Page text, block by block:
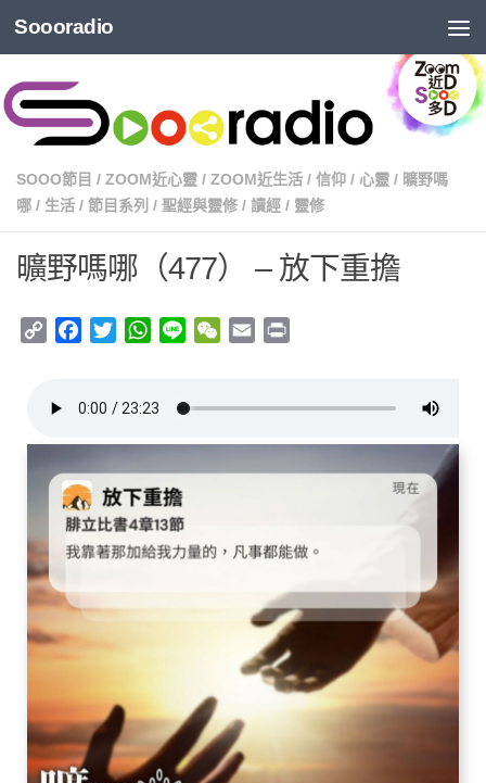
Soooradio
SOOO節目 / ZOOM近心靈 / ZOOM近生活 / 信仰 / 心靈 / 曠野嗎
哪 / 生活 / 節目系列 / 聖經與靈修 / 讀經 / 靈修
曠野嗎哪（477） – 放下重擔
Copy
Facebook
TwitterWhatsApp
Line WeChat
Email